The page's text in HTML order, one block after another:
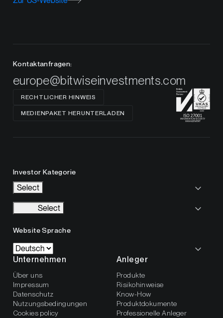
Kontaktanfragen:
europe@bitwiseinvestments.com
RECHTLICHER HINWEIS
MEDIENPAKET HERUNTERLADEN
Investor Kategorie
Select
Select
Website Sprache
Unternehmen
Über uns
Impressum
Datenschutz
Nutzungsbedingungen
Cookies policy
Anleger
Produkte
Risikohinweise
Know-How
Produktdokumente
Professionelle Anleger